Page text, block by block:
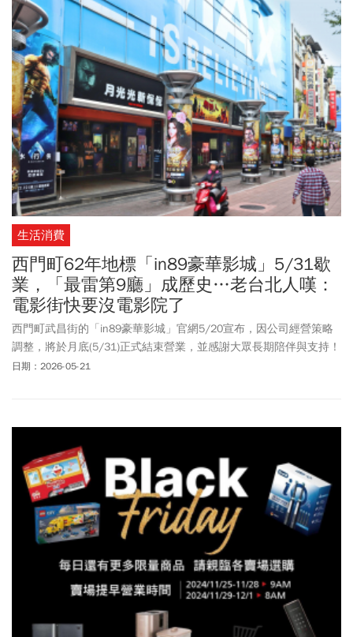
生活消費
西門町62年地標「in89豪華影城」5/31歇
業，「最雷第9廳」成歷史…老台北人嘆：
電影街快要沒電影院了
西門町武昌街的「in89豪華影城」官網5/20宣布，因公司經營策略
調整，將於月底(5/31)正式結束營業，並感謝大眾長期陪伴與支持！
消息一出讓大批影迷震撼也不捨，感嘆西門町電影街影院又少一
日期：2026-05-21